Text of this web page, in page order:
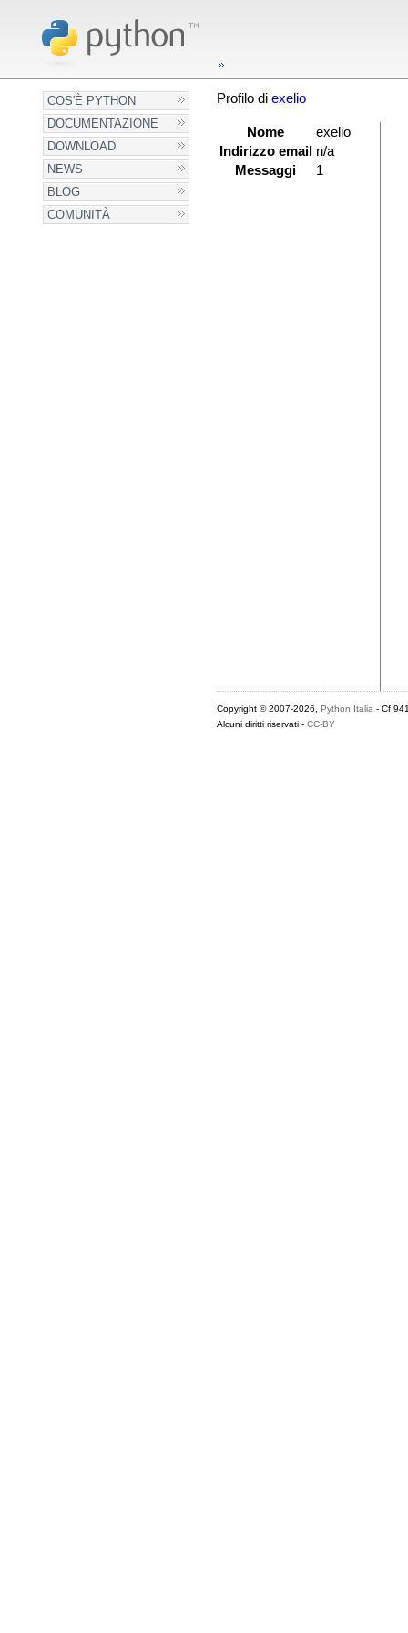
COS'È PYTHON
DOCUMENTAZIONE
DOWNLOAD
NEWS
BLOG
COMUNITÀ
Profilo di exelio
Nome
exelio
Indirizzo email n/a
Messaggi
1
Copyright © 2007-2026, Python Italia - Cf
Alcuni diritti riservati - CC-BY